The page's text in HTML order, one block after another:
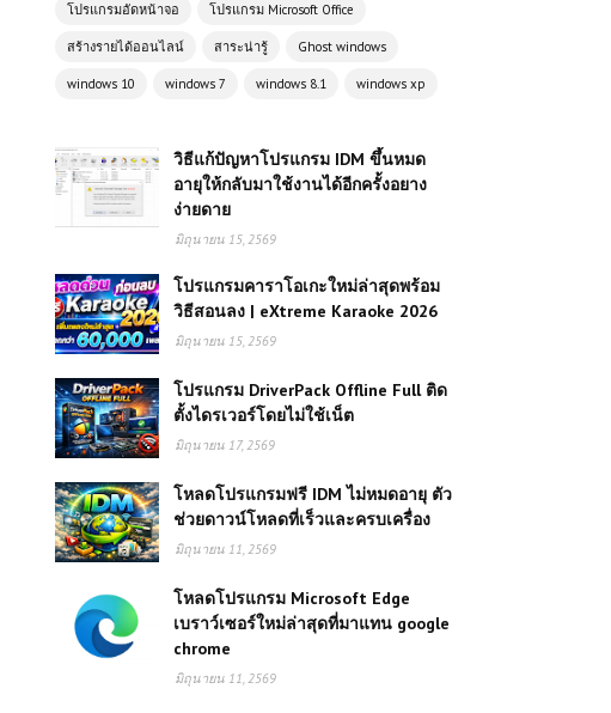
โปรแกรมอัดหน้าจอ โปรแกรม Microsoft Office
สร้างรายได้ออนไลน์ สาระน่ารู้ Ghost windows
windows 10 windows 7 windows 8.1 windows xp
วิธีแก้ปัญหาโปรแกรม IDM ขึ้นหมด
อายุให้กลับมาใช้งานได้อีกครั้งอยาง
ง่ายดาย
มิถุนายน 15, 2569
โปรแกรมคาราโอเกะใหม่ล่าสุดพร้อม
วิธีสอนลง | eXtreme Karaoke 2026
มิถุนายน 15, 2569
โปรแกรม DriverPack Offline Full ติด
ตั้งไดรเวอร์โดยไม่ใช้เน็ต
มิถุนายน 17, 2569
โหลดโปรแกรมฟรี IDM ไม่หมดอายุ ตัว
ช่วยดาวน์โหลดที่เร็วและครบเครื่อง
มิถุนายน 11, 2569
โหลดโปรแกรม Microsoft Edge
เบราว์เซอร์ใหม่ล่าสุดที่มาแทน google
chrome
มิถุนายน 11, 2569